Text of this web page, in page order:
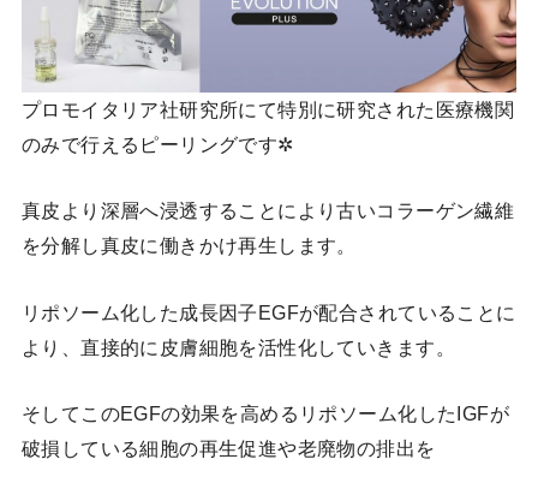
プロモイタリア社研究所にて特別に研究された医療機関
のみで行えるピーリングです✲
真皮より深層へ浸透することにより古いコラーゲン繊維
を分解し真皮に働きかけ再生します。
リポソーム化した成長因子EGFが配合されていることに
より、直接的に皮膚細胞を活性化していきます。
そしてこのEGFの効果を高めるリポソーム化したIGFが
破損している細胞の再生促進や老廃物の排出を